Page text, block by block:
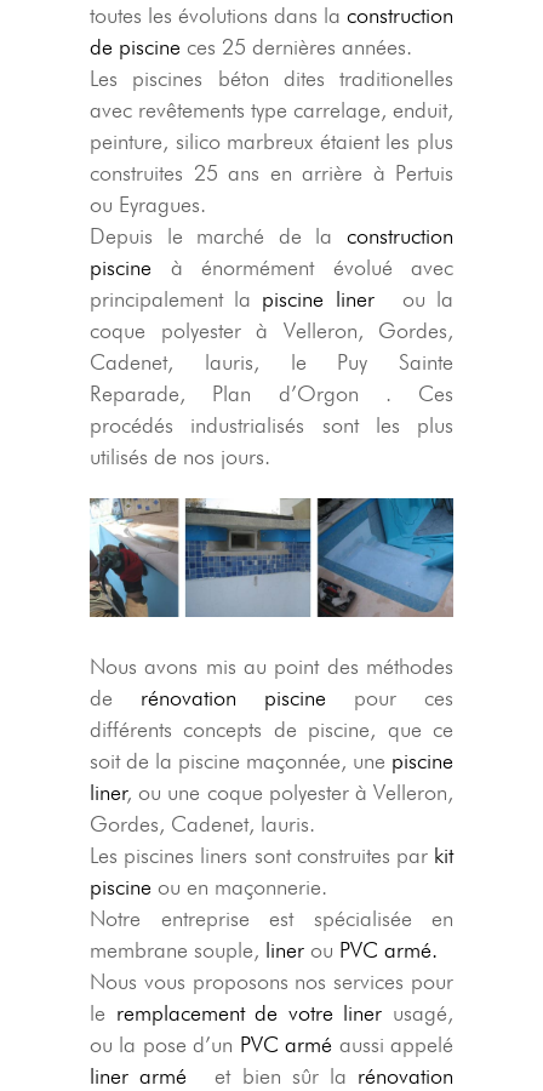
toutes les évolutions dans la construction
de piscine ces 25 dernières années.
Les piscines béton dites traditionelles
avec revêtements type carrelage, enduit,
peinture, silico marbreux étaient les plus
construites 25 ans en arrière à Pertuis
ou Eyragues.
Depuis le marché de la construction
piscine à énormément évolué avec
principalement la piscine linerou la
coque polyester à Velleron, Gordes,
Cadenet, lauris, le Puy Sainte
Reparade, Plan d’Orgon . Ces
procédés industrialisés sont les plus
utilisés de nos jours.
Nous avons mis au point des méthodes
de rénovation piscine pour ces
différents concepts de piscine, que ce
soit de la piscine maçonnée, une piscine
liner, ou une coque polyester à Velleron,
Gordes, Cadenet, lauris.
Les piscines liners sont construites par kit
piscine ou en maçonnerie.
Notre entreprise est spécialisée en
membrane souple, liner ou PVC armé.
Nous vous proposons nos services pour
le remplacement de votre liner usagé,
ou la pose d’un PVC armé aussi appelé
liner armé et bien sûr la rénovation